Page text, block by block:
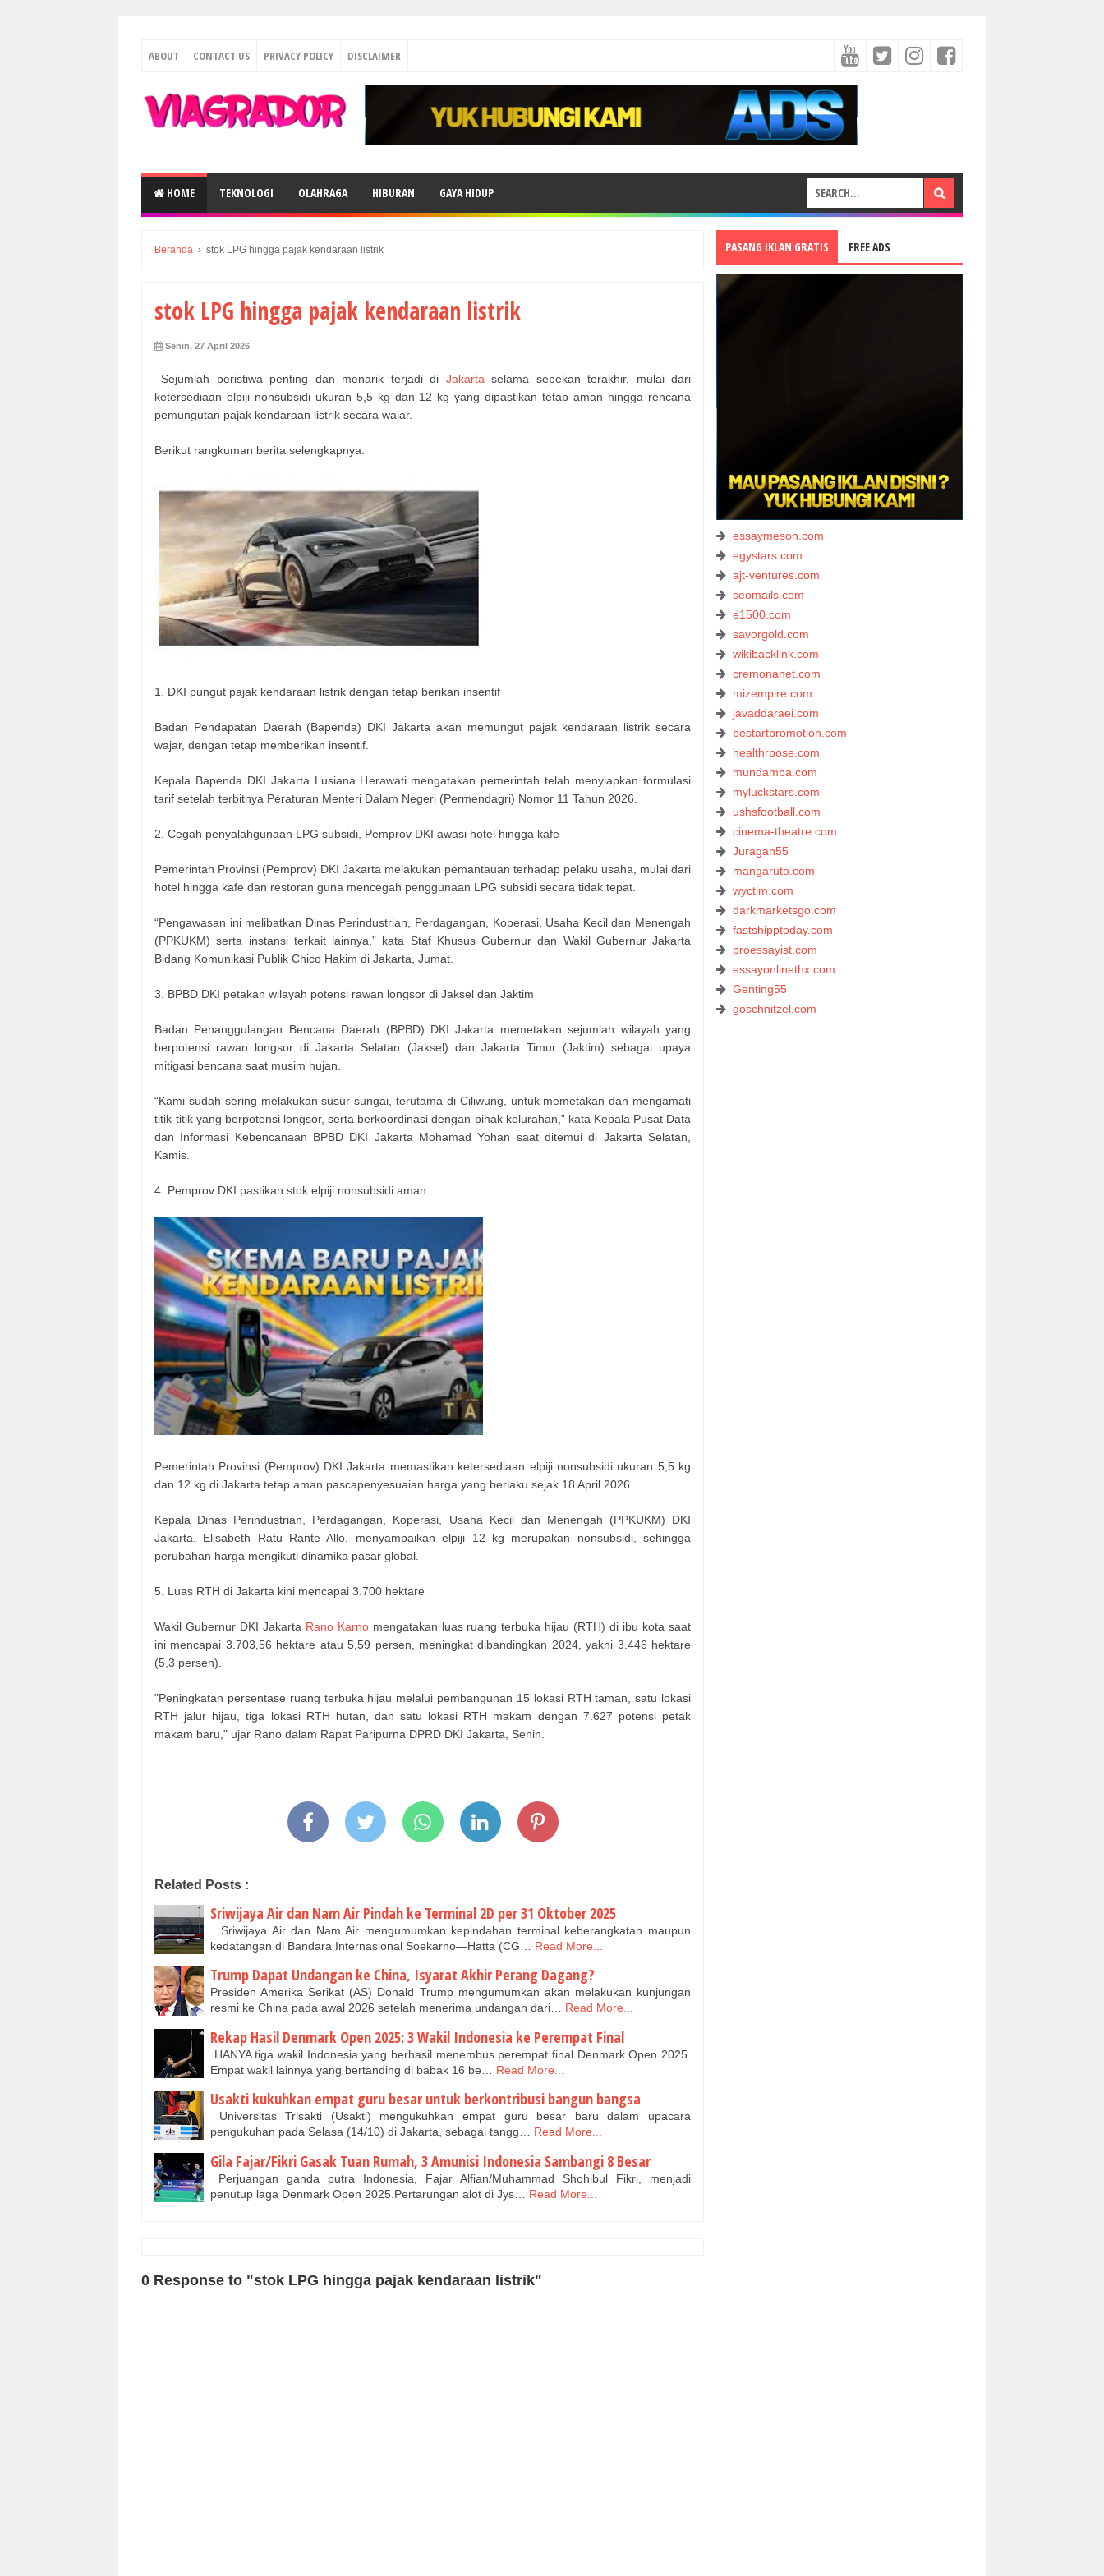
ABOUT CONTACT US PRIVACY POLICY DISCLAIMER
HOME TEKNOLOGI OLAHRAGA HIBURAN GAYA HIDUP
Beranda › stok LPG hingga pajak kendaraan listrik
stok LPG hingga pajak kendaraan listrik
Senin, 27 April 2026
Sejumlah peristiwa penting dan menarik terjadi di Jakartaselama sepekan terakhir, mulai dari
ketersediaan elpiji nonsubsidi ukuran 5,5 kg dan 12 kg yang dipastikan tetap aman hingga rencana
pemungutan pajak kendaraan listrik secara wajar.
Berikut rangkuman berita selengkapnya.
1. DKI pungut pajak kendaraan listrik dengan tetap berikan insentif
Badan Pendapatan Daerah (Bapenda) DKI Jakarta akan memungut pajak kendaraan listrik secara
wajar, dengan tetap memberikan insentif.
Kepala Bapenda DKI Jakarta Lusiana Herawati mengatakan pemerintah telah menyiapkan formulasi
tarif setelah terbitnya Peraturan Menteri Dalam Negeri (Permendagri) Nomor 11 Tahun 2026.
2. Cegah penyalahgunaan LPG subsidi, Pemprov DKI awasi hotel hingga kafe
Pemerintah Provinsi (Pemprov) DKI Jakarta melakukan pemantauan terhadap pelaku usaha, mulai dari
hotel hingga kafe dan restoran guna mencegah penggunaan LPG subsidi secara tidak tepat.
“Pengawasan ini melibatkan Dinas Perindustrian, Perdagangan, Koperasi, Usaha Kecil dan Menengah
(PPKUKM) serta instansi terkait lainnya,” kata Staf Khusus Gubernur dan Wakil Gubernur Jakarta
Bidang Komunikasi Publik Chico Hakim di Jakarta, Jumat.
3. BPBD DKI petakan wilayah potensi rawan longsor di Jaksel dan Jaktim
Badan Penanggulangan Bencana Daerah (BPBD) DKI Jakarta memetakan sejumlah wilayah yang
berpotensi rawan longsor di Jakarta Selatan (Jaksel) dan Jakarta Timur (Jaktim) sebagai upaya
mitigasi bencana saat musim hujan.
“Kami sudah sering melakukan susur sungai, terutama di Ciliwung, untuk memetakan dan mengamati
titik-titik yang berpotensi longsor, serta berkoordinasi dengan pihak kelurahan,” kata Kepala Pusat Data
dan Informasi Kebencanaan BPBD DKI Jakarta Mohamad Yohan saat ditemui di Jakarta Selatan,
Kamis.
4. Pemprov DKI pastikan stok elpiji nonsubsidi aman
Pemerintah Provinsi (Pemprov) DKI Jakarta memastikan ketersediaan elpiji nonsubsidi ukuran 5,5 kg
dan 12 kg di Jakarta tetap aman pascapenyesuaian harga yang berlaku sejak 18 April 2026.
Kepala Dinas Perindustrian, Perdagangan, Koperasi, Usaha Kecil dan Menengah (PPKUKM) DKI
Jakarta, Elisabeth Ratu Rante Allo, menyampaikan elpiji 12 kg merupakan nonsubsidi, sehingga
perubahan harga mengikuti dinamika pasar global.
5. Luas RTH di Jakarta kini mencapai 3.700 hektare
Wakil Gubernur DKI Jakarta Rano Karnomengatakan luas ruang terbuka hijau (RTH) di ibu kota saat
ini mencapai 3.703,56 hektare atau 5,59 persen, meningkat dibandingkan 2024, yakni 3.446 hektare
(5,3 persen).
"Peningkatan persentase ruang terbuka hijau melalui pembangunan 15 lokasi RTH taman, satu lokasi
RTH jalur hijau, tiga lokasi RTH hutan, dan satu lokasi RTH makam dengan 7.627 potensi petak
makam baru," ujar Rano dalam Rapat Paripurna DPRD DKI Jakarta, Senin.
Related Posts :
Sriwijaya Air dan Nam Air Pindah ke Terminal 2D per 31 Oktober 2025
Sriwijaya Air dan Nam Air mengumumkan kepindahan terminal keberangkatan maupun
kedatangan di Bandara Internasional Soekarno—Hatta (CG…
Read More...
Trump Dapat Undangan ke China, Isyarat Akhir Perang Dagang?
Presiden Amerika Serikat (AS) Donald Trump mengumumkan akan melakukan kunjungan
resmi ke China pada awal 2026 setelah menerima undangan dari… Read More...
Rekap Hasil Denmark Open 2025: 3 Wakil Indonesia ke Perempat Final
HANYA tiga wakil Indonesia yang berhasil menembus perempat final Denmark Open 2025.
Empat wakil lainnya yang bertanding di babak 16 be…
Read More...
Usakti kukuhkan empat guru besar untuk berkontribusi bangun bangsa
Universitas Trisakti (Usakti) mengukuhkan empat guru besar baru dalam upacara
pengukuhan pada Selasa (14/10) di Jakarta, sebagai tangg… Read More...
Gila Fajar/Fikri Gasak Tuan Rumah, 3 Amunisi Indonesia Sambangi 8 Besar
Perjuangan ganda putra Indonesia, Fajar Alfian/Muhammad Shohibul Fikri, menjadi
penutup laga Denmark Open 2025.Pertarungan alot di Jys…
Read More...
0 Response to "stok LPG hingga pajak kendaraan listrik"
PASANG IKLAN GRATIS FREE ADS
essaymeson.com
egystars.com
ajt-ventures.com
seomails.com
e1500.com
savorgold.com
wikibacklink.com
cremonanet.com
mizempire.com
javaddaraei.com
bestartpromotion.com
healthrpose.com
mundamba.com
myluckstars.com
ushsfootball.com
cinema-theatre.com
Juragan55
mangaruto.com
wyctim.com
darkmarketsgo.com
fastshipptoday.com
proessayist.com
essayonlinethx.com
Genting55
goschnitzel.com